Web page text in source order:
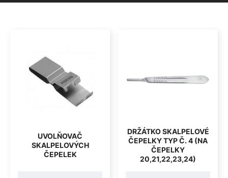
UVOLŇOVAČ
SKALPELOVÝCH
ČEPELEK
DRŽÁTKO SKALPELOVÉ
ČEPELKY TYP Č. 4 (NA
ČEPELKY
20,21,22,23,24)